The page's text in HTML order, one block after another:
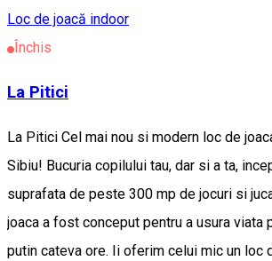
Loc de joacă indoor
Închis
La Pitici
La Pitici Cel mai nou si modern loc de
Sibiu! Bucuria copilului tau, dar si a ta,
suprafata de peste 300 mp de jocuri si
joaca a fost conceput pentru a usura viata
putin cateva ore. Ii oferim celui mic un loc